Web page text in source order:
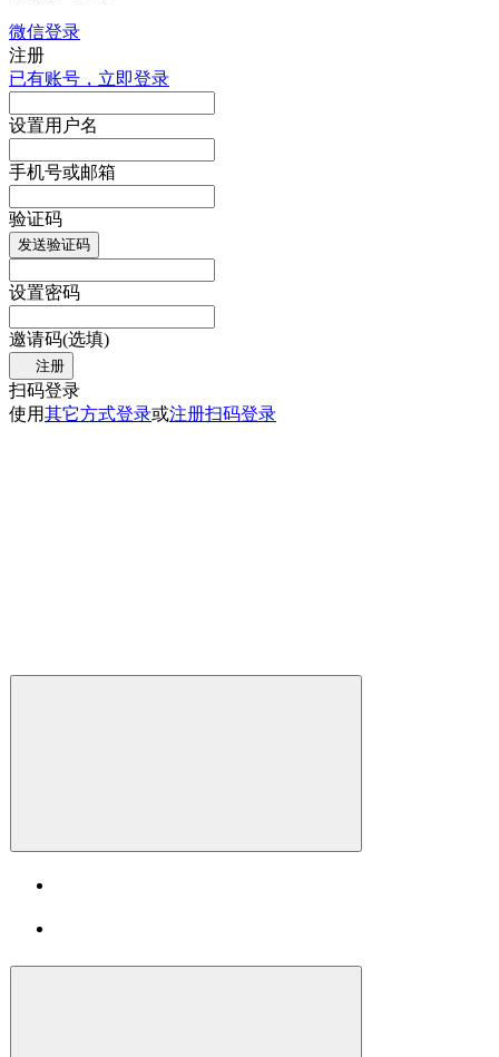
微信登录
注册
已有账号，立即登录
设置用户名
手机号或邮箱
验证码
发送验证码
设置密码
邀请码(选填)
注册
扫码登录
使用其它方式登录或注册扫码登录